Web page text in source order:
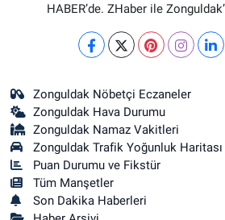
HABER’de. ZHaber ile
Zonguldak Nöbetçi Eczaneler
Zonguldak Hava Durumu
Zonguldak Namaz Vakitleri
Zonguldak Trafik Yoğunluk Haritası
Puan Durumu ve Fikstür
Tüm Manşetler
Son Dakika Haberleri